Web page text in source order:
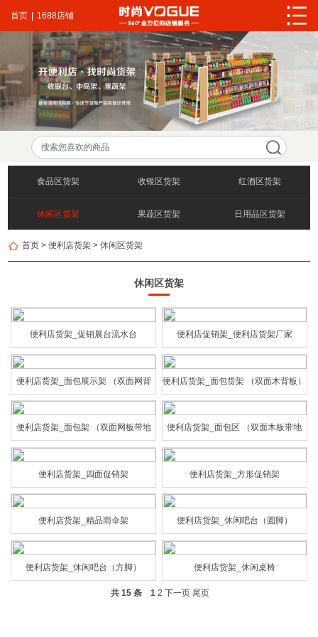
首页 1688店铺
食品区货架 收银区货架 红酒区货架
休闲区货架 果蔬区货架 日用品区货架
首页 >便利店货架 >休闲区货架
休闲区货架
便利店货架_促销展台流水台 便利店促销架_便利店货架厂家
便利店货架_面包展示架 （双面网背 便利店货架_面包货架 （双面木背板）
便利店货架_面包架 （双面网板带地 便利店货架_面包区 （双面木板带地
便利店货架_四面促销架 便利店货架_方形促销架
便利店货架_精品雨伞架 便利店货架_休闲吧台（圆脚）
便利店货架_休闲吧台（方脚） 便利店货架_休闲桌椅
共 15 条 1 2 下一页 尾页